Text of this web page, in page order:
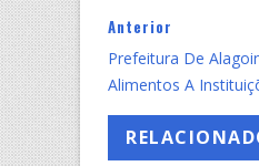
Anterior
Prefeitura De
Alimentos A